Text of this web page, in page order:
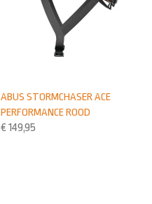
ABUS STORMCHASER ACE
PERFORMANCE ROOD
€ 149,95